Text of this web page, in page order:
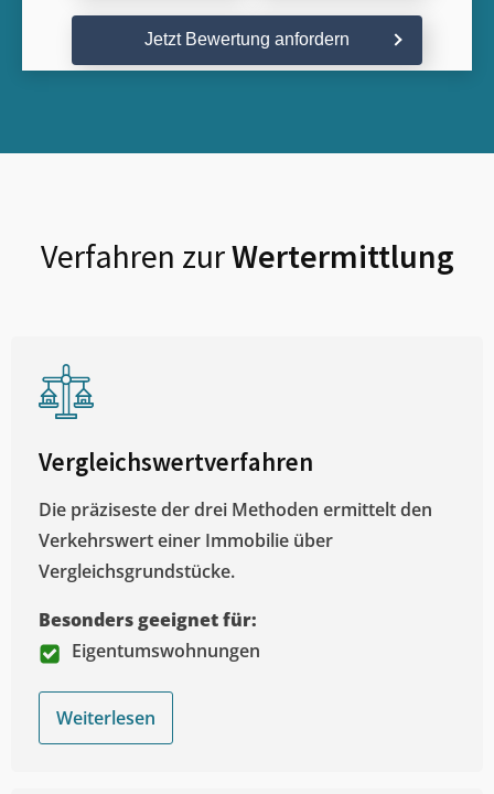
Jetzt Bewertung anfordern
Verfahren zurWertermittlung
Vergleichswertverfahren
Die präziseste der drei Methoden ermittelt den
Verkehrswert einer Immobilie über
Vergleichsgrundstücke.
Besonders geeignet für:
Eigentumswohnungen
Weiterlesen